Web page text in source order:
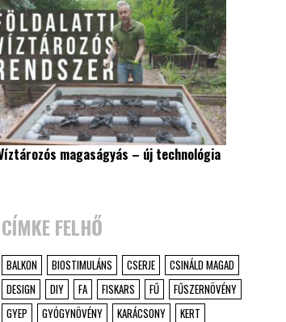
magaságyás – új technológia
CÍMKE FELHŐ
BALKON BIOSTIMULÁNS CSERJE
CSINÁLD MAGAD
DESIGN
DIY FA FISKARS FŰ
FŰSZERNÖVÉNY
GYEP
GYÓGYNÖVÉNY KARÁCSONY
KERT